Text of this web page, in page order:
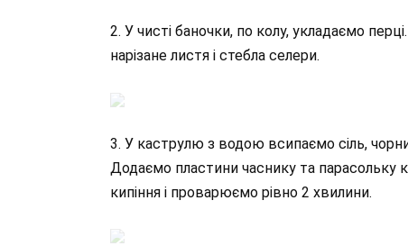
2. У чисті баночки, по колу, укладаємо
нарізане листя і стебла селери.
3. У каструлю з водою всипаємо сіль,
Додаємо пластини часнику та
кипіння і проварюємо рівно 2 хвилини.